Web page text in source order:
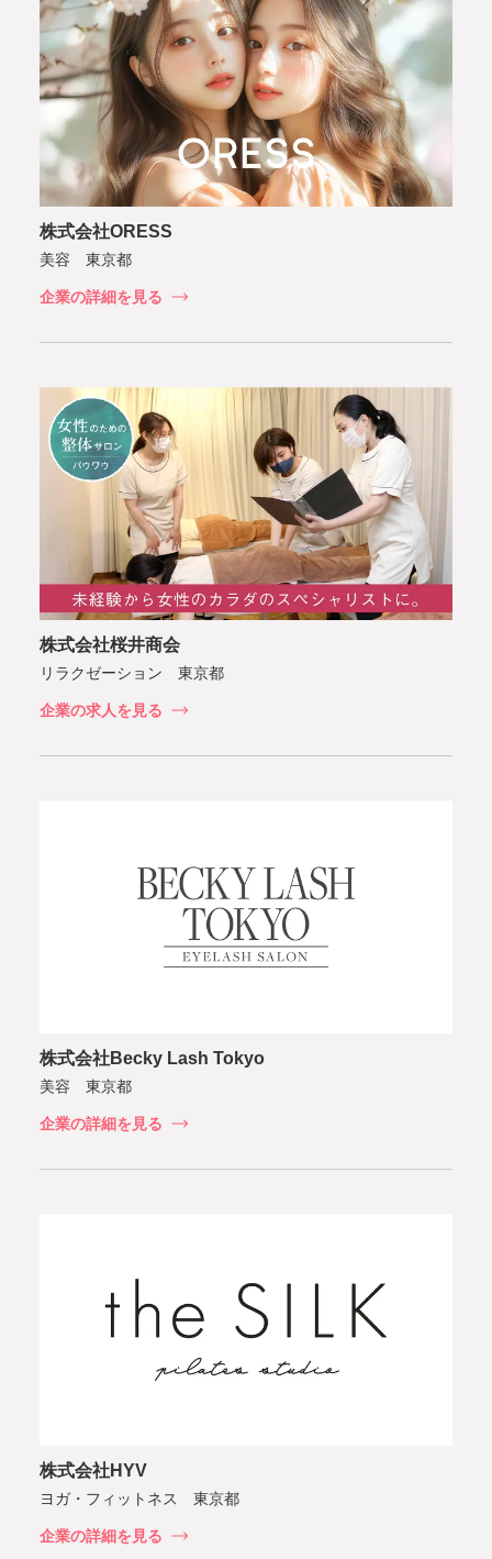
株式会社ORESS
美容 東京都
企業の詳細を見る
株式会社桜井商会
リラクゼーション 東京都
企業の求人を見る
株式会社Becky Lash Tokyo
美容 東京都
企業の詳細を見る
株式会社HYV
ヨガ・フィットネス 東京都
企業の詳細を見る